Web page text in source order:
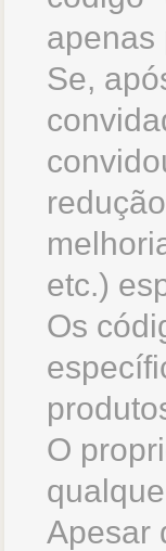
apenas
Se,
etc.)
Os
O
Apesar